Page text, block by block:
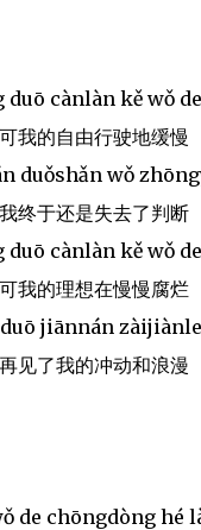
duō cànlàn kě wǒ
我的自由行驶地缓慢
duǒshǎn wǒ
终于还是失去了判断
duō cànlàn kě wǒ
我的理想在慢慢腐烂
jiānnán
见了我的冲动和浪漫
de chōngdòng hé